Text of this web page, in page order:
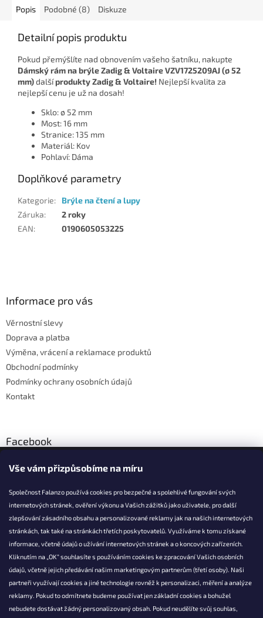
Vše vám přizpůsobíme na míru
Společnost Falanzo používá cookies pro bezpečné a spolehlivé fungování svých
internetových stránek, ověření výkonu a Vašich zážitků jako uživatele, pro další
zlepšování zásadního obsahu a personalizované reklamy jak na našich internetových
stránkách, tak také na stránkách třetích poskytovatelů. Využíváme k tomu získané
informace, včetně údajů o užívání internetových stránek a o koncových zařízeních.
Kliknutím na „OK“ souhlasíte s používáním cookies ke zpracování Vašich osobních
údajů, včetně jejich předávání našim marketingovým partnerům (třetí osoby). Naši
partneři využívají cookies a jiné technologie rovněž k personalizaci, měření a analýze
reklamy. Pokud to odmítnete budeme používat jen základní cookies a bohužel
nebudete dostávat žádný personalizovaný obsah. Pokud neudělíte svůj souhlas,
Popis Podobné (8) Diskuze
Detailní popis produktu
Pokud přemýšlíte nad obnovením vašeho šatníku, nakupte
Dámský rám na brýle Zadig & Voltaire VZV1725209AJ (ø 52
mm)dalšíprodukty Zadig & Voltaire! Nejlepší kvalita za
nejlepší cenu je už na dosah!
Sklo: ø 52 mm
Most: 16 mm
Stranice: 135 mm
Materiál: Kov
Pohlaví: Dáma
Doplňkové parametry
Kategorie:
Brýle na čtení a lupy
Záruka:
2 roky
EAN: 0190605053225
Informace pro vás
Věrnostní slevy
Doprava a platba
Výměna, vrácení a reklamace produktů
Obchodní podmínky
Podmínky ochrany osobních údajů
Kontakt
Facebook
KONTAKT
info@falanzo.cz
Falanzo.cz
FalanzoCZ